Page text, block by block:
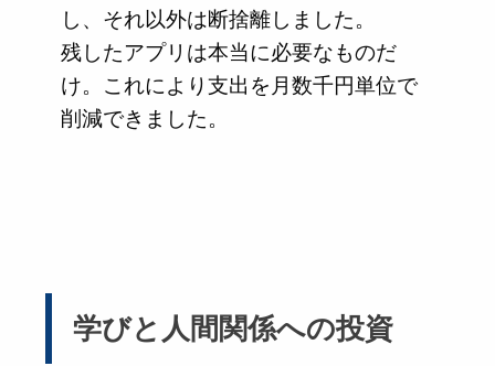
し、それ以外は断捨離しました。
残したアプリは本当に必要なものだ
け。これにより支出を月数千円単位で
削減できました。
学びと人間関係への投資